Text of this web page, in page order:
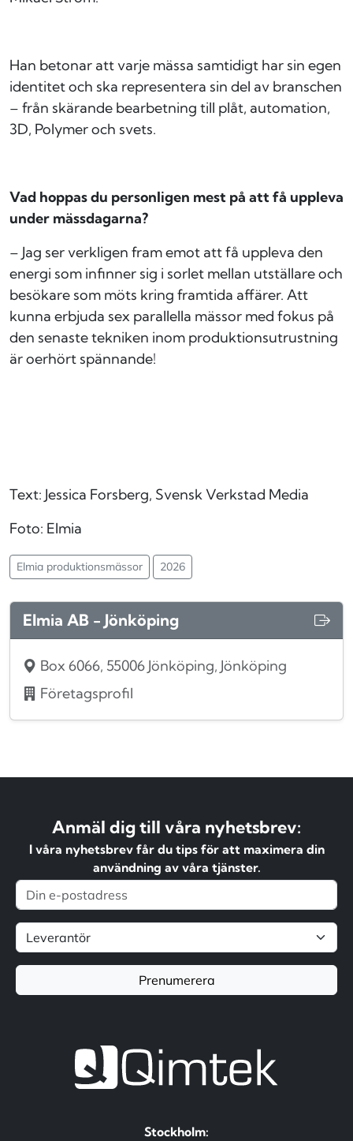
Han betonar att varje mässa samtidigt har sin egen
identitet och ska representera sin del av branschen
– från skärande bearbetning till plåt, automation,
3D, Polymer och svets.
Vad hoppas du personligen mest på att få uppleva
under mässdagarna?
– Jag ser verkligen fram emot att få uppleva den
energi som infinner sig i sorlet mellan utställare och
besökare som möts kring framtida affärer. Att
kunna erbjuda sex parallella mässor med fokus på
den senaste tekniken inom produktionsutrustning
är oerhört spännande!
Text: Jessica Forsberg, Svensk Verkstad Media
Foto: Elmia
Elmia produktionsmässor 2026
Elmia AB - Jönköping
Box 6066, 55006 Jönköping, Jönköping
Företagsprofil
Anmäl dig till våra nyhetsbrev:
I våra nyhetsbrev får du tips för att maximera din
användning av våra tjänster.
Prenumerera
Stockholm: